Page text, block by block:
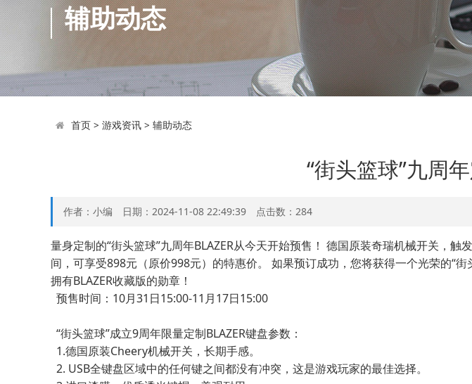
辅助动态
首页> 游戏资讯> 辅助动态
“街头篮球”九周
作者：小编 日期：2024-11-08 22:49:39 点击数： 284
量身定制的“街头篮球”九周年BLAZER从今天开始预售！ 德国原装奇瑞机械开关，
间，可享受898元（原价998元）的特惠价。 如果预订成功，您将获得一个光荣的“
拥有BLAZER收藏版的勋章！
预售时间：10月31日15:00-11月17日15:00
“街头篮球”成立9周年限量定制BLAZER键盘参数：
1.德国原装Cheery机械开关，长期手感。
2. USB全键盘区域中的任何键之间都没有冲突，这是游戏玩家的最佳选择。